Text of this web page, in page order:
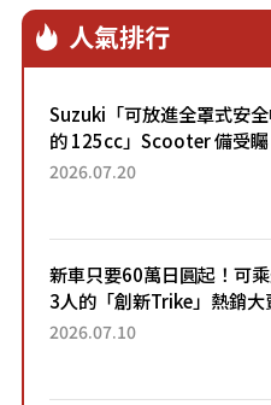
人氣排行
Suzuki「可放進全罩式安
的 125cc」Scooter 備受矚
目！採用全新流線設計與各項
2026.07.20
新車只要60萬日圓起！可
3人的「創新Trike」熱銷大
成為人氣車款！「養車成本真
2026.07.10